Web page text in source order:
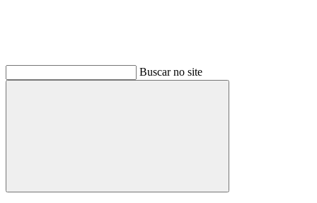
Buscar no site
Buscar